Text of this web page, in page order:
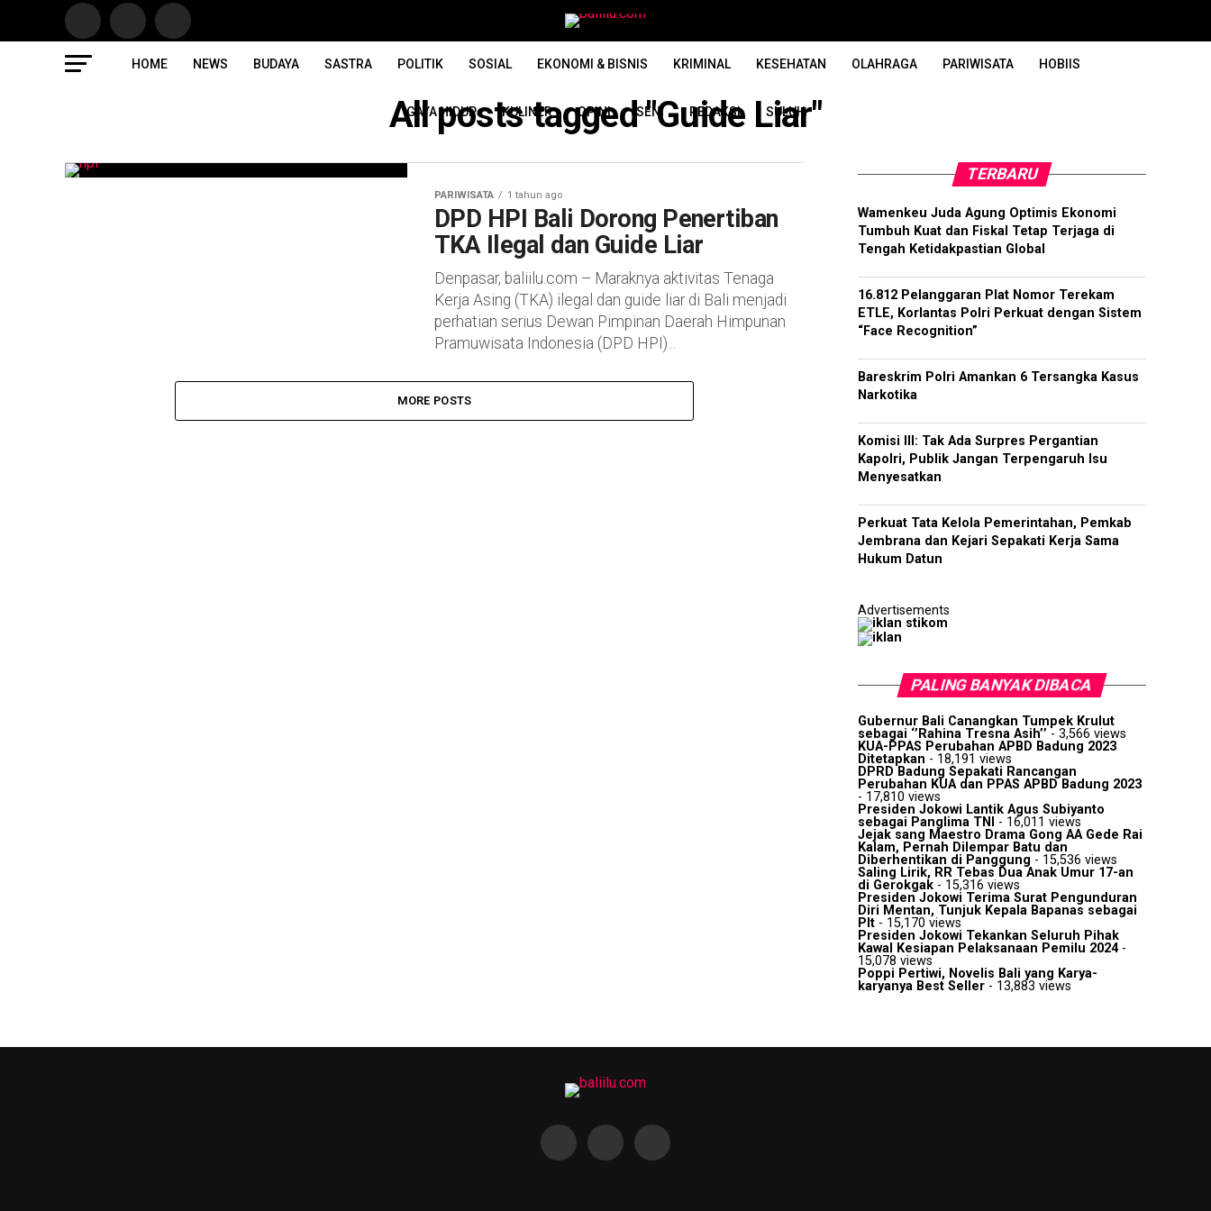
HOME NEWS BUDAYA SASTRA POLITIK SOSIAL EKONOMI & BISNIS KRIMINAL KESEHATAN OLAHRAGA PARIWISATA HOBIIS
GAYA HIDUP KULINER OPINI SENI REDAKSI SULUH
All posts tagged "Guide Liar"
PARIWISATA 1 tahun ago
DPD HPI Bali Dorong Penertiban
TKA Ilegal dan Guide Liar
Denpasar, baliilu.com – Maraknya aktivitas Tenaga
Kerja Asing (TKA) ilegal dan guide liar di Bali menjadi
perhatian serius Dewan Pimpinan Daerah Himpunan
Pramuwisata Indonesia (DPD HPI)...
MORE POSTS
TERBARU
Wamenkeu Juda Agung Optimis Ekonomi
Tumbuh Kuat dan Fiskal Tetap Terjaga di
Tengah Ketidakpastian Global
16.812 Pelanggaran Plat Nomor Terekam
ETLE, Korlantas Polri Perkuat dengan Sistem
“Face Recognition”
Bareskrim Polri Amankan 6 Tersangka Kasus
Narkotika
Komisi III: Tak Ada Surpres Pergantian
Kapolri, Publik Jangan Terpengaruh Isu
Menyesatkan
Perkuat Tata Kelola Pemerintahan, Pemkab
Jembrana dan Kejari Sepakati Kerja Sama
Hukum Datun
Advertisements
PALING BANYAK DIBACA
Gubernur Bali Canangkan Tumpek Krulut
sebagai ‘’Rahina Tresna Asih’’ - 3,566 views
KUA-PPAS Perubahan APBD Badung 2023
Ditetapkan - 18,191 views
DPRD Badung Sepakati Rancangan
Perubahan KUA dan PPAS APBD Badung 2023
- 17,810 views
Presiden Jokowi Lantik Agus Subiyanto
sebagai Panglima TNI
- 16,011 views
Jejak sang Maestro Drama Gong AA Gede Rai
Kalam, Pernah Dilempar Batu dan
Diberhentikan di Panggung - 15,536 views
Saling Lirik, RR Tebas Dua Anak Umur 17-an
di Gerokgak - 15,316 views
Presiden Jokowi Terima Surat Pengunduran
Diri Mentan, Tunjuk Kepala Bapanas sebagai
Plt - 15,170 views
Presiden Jokowi Tekankan Seluruh Pihak
Kawal Kesiapan Pelaksanaan Pemilu 2024-
15,078 views
Poppi Pertiwi, Novelis Bali yang Karya-
karyanya Best Seller - 13,883 views